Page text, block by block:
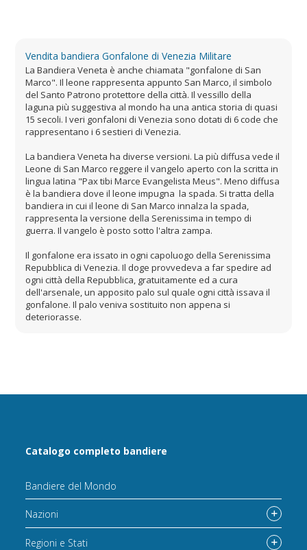
Vendita bandiera Gonfalone di Venezia Militare
La Bandiera Veneta è anche chiamata "gonfalone di San
Marco". Il leone rappresenta appunto San Marco, il simbolo
del Santo Patrono protettore della città. Il vessillo della
laguna più suggestiva al mondo ha una antica storia di quasi
15 secoli. I veri gonfaloni di Venezia sono dotati di 6 code che
rappresentano i 6 sestieri di Venezia.
La bandiera Veneta ha diverse versioni. La più diffusa vede il
Leone di San Marco reggere il vangelo aperto con la scritta in
lingua latina "Pax tibi Marce Evangelista Meus". Meno diffusa
è la bandiera dove il leone impugna la spada. Si tratta della
bandiera in cui il leone di San Marco innalza la spada,
rappresenta la versione della Serenissima in tempo di
guerra. Il vangelo è posto sotto l'altra zampa.
Il gonfalone era issato in ogni capoluogo della Serenissima
Repubblica di Venezia. Il doge provvedeva a far spedire ad
ogni città della Repubblica, gratuitamente ed a cura
dell'arsenale, un apposito palo sul quale ogni città issava il
gonfalone. Il palo veniva sostituito non appena si
deteriorasse.
Catalogo completo bandiere
Bandiere del Mondo
Nazioni
Regioni e Stati